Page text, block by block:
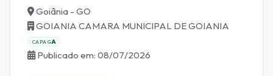
Goiânia - GO
GOIANIA CAMARA MUNICIPAL DE GOIANIA
CAPAGA
Publicado em: 08/07/2026